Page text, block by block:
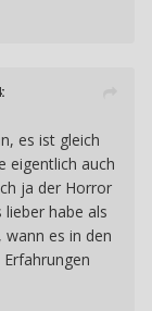
:
es ist gleich
eigentlich auch
ja der Horror
habe als
wann es in den